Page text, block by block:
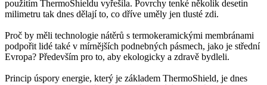
použitím ThermoShieldu vyřešila. Povrchy tenké několik desetin
milimetru tak dnes dělají to, co dříve uměly jen tlusté zdi.
Proč by měli technologie nátěrů s termokeramickými membránami
podpořit lidé také v mírnějších podnebných pásmech, jako je střední
Evropa? Především pro to, aby ekologicky a zdravě bydleli.
Princip úspory energie, který je základem ThermoShield, je dnes